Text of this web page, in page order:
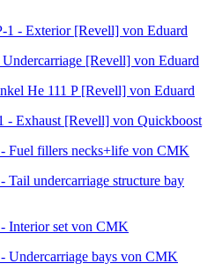
1 - Exterior [Revell] von Eduard
[Revell] von Eduard
He 111 P [Revell] von Eduard
- Exhaust [Revell] von Quickboost
Fuel fillers necks+life von CMK
undercarriage structure bay
Interior set von CMK
Undercarriage bays von CMK